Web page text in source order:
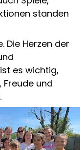
standen
Die Herzen der
es wichtig,
Freude und